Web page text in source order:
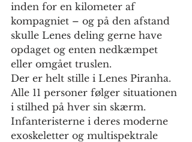
inden for en kilometer af
kompagniet – og på den afstand
skulle Lenes deling gerne have
opdaget og enten nedkæmpet
eller omgået truslen.
Der er helt stille i Lenes Piranha.
Alle 11 personer følger situationen
i stilhed på hver sin skærm.
Infanteristerne i deres moderne
exoskeletter og multispektrale